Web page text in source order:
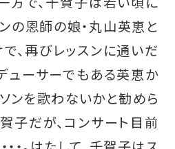
の恩師の娘・丸山英恵と
、再びレッスンに通いだ
ューサーでもある英恵か
ンを歌わないかと勧めら
子だが、コンサート目前